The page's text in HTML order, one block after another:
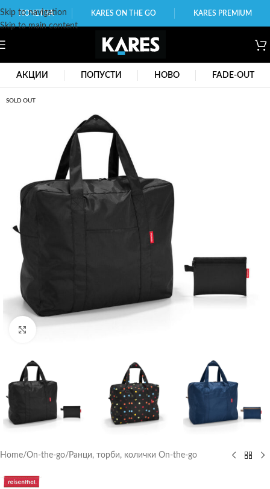
Skip to navigation
Skip to main content
ПОЧЕТНА KARES ON THE GO KARES PREMIUM
АКЦИИ ПОПУСТИ НОВО FADE-OUT
SOLD OUT
Home/On-the-go/ Ранци, торби, колички On-the-go